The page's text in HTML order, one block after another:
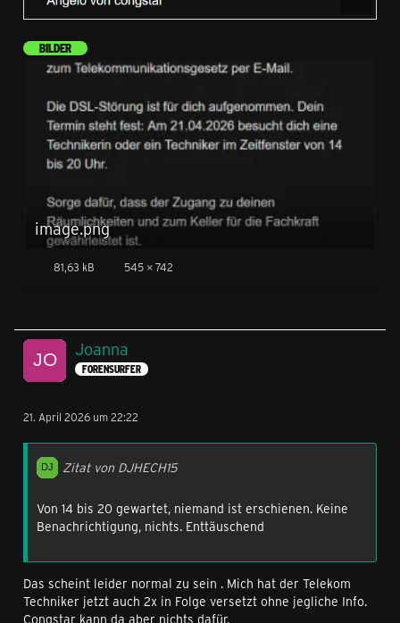
BILDER
image.png
81,63 kB 545 × 742
Joanna
FORENSURFER
21. April 2026 um 22:22
Zitat von DJHECH15
Von 14 bis 20 gewartet, niemand ist erschienen. Keine
Benachrichtigung, nichts. Enttäuschend
Das scheint leider normal zu sein . Mich hat der Telekom
Techniker jetzt auch 2x in Folge versetzt ohne jegliche Info.
Congstar kann da aber nichts dafür.